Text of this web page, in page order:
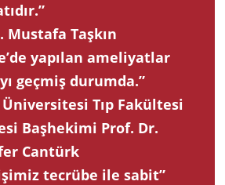
Mustafa Taşkın
yapılan ameliyatlar
geçmiş durumda.”
Tıp Fakültesi
Başhekimi Prof. Dr.
Cantürk
tecrübe ile sabit”